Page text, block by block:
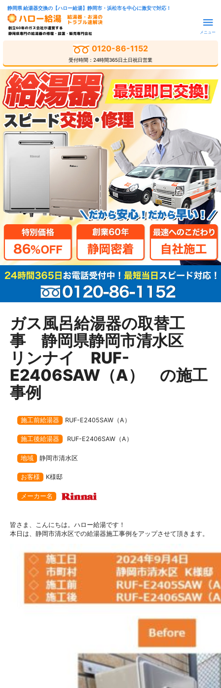
静岡県 給湯器交換の【ハロー給湯】静岡市・浜松市を中心に激安で対応！
メニュー
0120-86-1152
受付時間：24時間365日土日祝日営業
ガス風呂給湯器の取替工
事 静岡県静岡市清水区
リンナイ RUF-
E2406SAW（A） の施工
事例
施工前給湯器 RUF-E2405SAW（A）
施工後給湯器 RUF-E2406SAW（A）
地域 静岡市清水区
お客様 K様邸
メーカー名
皆さま、こんにちは。ハロー給湯です！
本日は、静岡市清水区での給湯器施工事例をアップさせて頂きます。